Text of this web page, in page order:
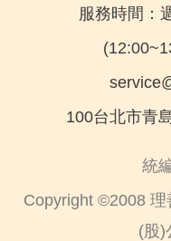
服務時間：
100台北市青
統
Copyright ©2008 理
(股)